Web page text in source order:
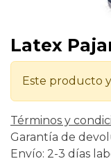
Latex
Este producto
Términos y
Garantía de
Envío: 2-3 días